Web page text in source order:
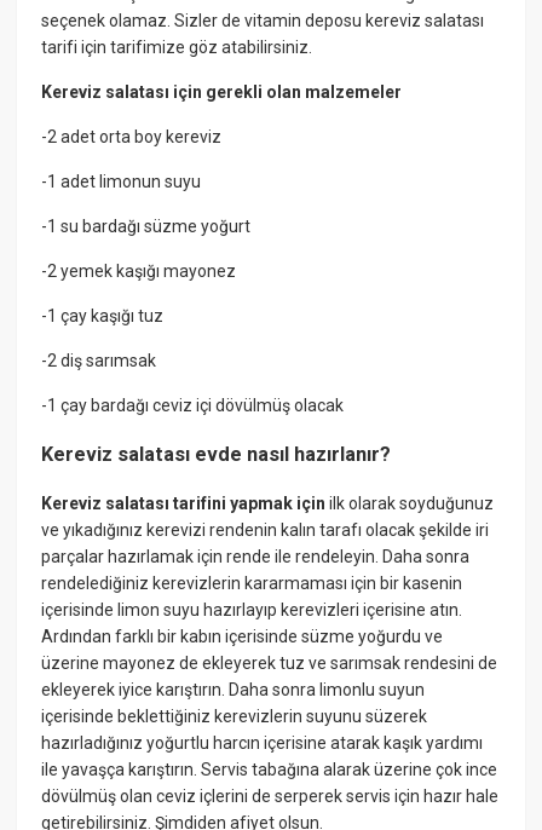
seçenek olamaz. Sizler de vitamin deposu kereviz salatası
tarifi için tarifimize göz atabilirsiniz.
Kereviz salatası için gerekli olan malzemeler
-2 adet orta boy kereviz
-1 adet limonun suyu
-1 su bardağı süzme yoğurt
-2 yemek kaşığı mayonez
-1 çay kaşığı tuz
-2 diş sarımsak
-1 çay bardağı ceviz içi dövülmüş olacak
Kereviz salatası evde nasıl hazırlanır?
Kereviz salatası tarifini yapmak için ilk olarak soyduğunuz
ve yıkadığınız kerevizi rendenin kalın tarafı olacak şekilde iri
parçalar hazırlamak için rende ile rendeleyin. Daha sonra
rendelediğiniz kerevizlerin kararmaması için bir kasenin
içerisinde limon suyu hazırlayıp kerevizleri içerisine atın.
Ardından farklı bir kabın içerisinde süzme yoğurdu ve
üzerine mayonez de ekleyerek tuz ve sarımsak rendesini de
ekleyerek iyice karıştırın. Daha sonra limonlu suyun
içerisinde beklettiğiniz kerevizlerin suyunu süzerek
hazırladığınız yoğurtlu harcın içerisine atarak kaşık yardımı
ile yavaşça karıştırın. Servis tabağına alarak üzerine çok ince
dövülmüş olan ceviz içlerini de serperek servis için hazır hale
getirebilirsiniz. Şimdiden afiyet olsun.